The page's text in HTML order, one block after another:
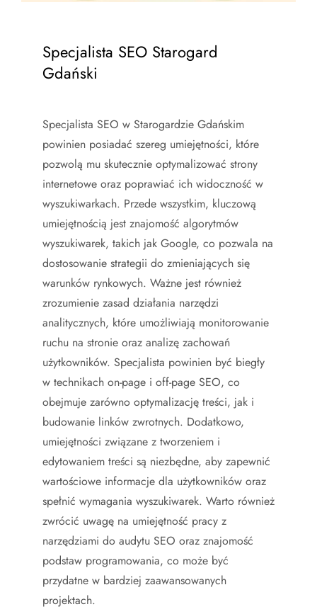
Specjalista SEO Starogard
Gdański
Specjalista SEO w Starogardzie Gdańskim
powinien posiadać szereg umiejętności, które
pozwolą mu skutecznie optymalizować strony
internetowe oraz poprawiać ich widoczność w
wyszukiwarkach. Przede wszystkim, kluczową
umiejętnością jest znajomość algorytmów
wyszukiwarek, takich jak Google, co pozwala na
dostosowanie strategii do zmieniających się
warunków rynkowych. Ważne jest również
zrozumienie zasad działania narzędzi
analitycznych, które umożliwiają monitorowanie
ruchu na stronie oraz analizę zachowań
użytkowników. Specjalista powinien być biegły
w technikach on-page i off-page SEO, co
obejmuje zarówno optymalizację treści, jak i
budowanie linków zwrotnych. Dodatkowo,
umiejętności związane z tworzeniem i
edytowaniem treści są niezbędne, aby zapewnić
wartościowe informacje dla użytkowników oraz
spełnić wymagania wyszukiwarek. Warto również
zwrócić uwagę na umiejętność pracy z
narzędziami do audytu SEO oraz znajomość
podstaw programowania, co może być
przydatne w bardziej zaawansowanych
projektach.